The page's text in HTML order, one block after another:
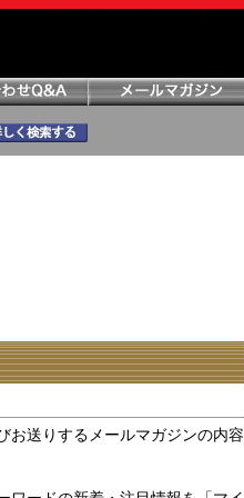
お送りするメールマガジンの内容